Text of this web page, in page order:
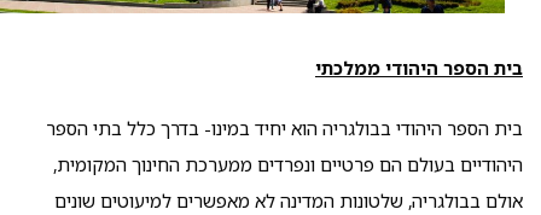
בית הספר היהודי ממלכתי
בית הספר היהודי בבולגריה הוא יחיד במינו- בדרך כלל בתי הספר
היהודיים בעולם הם פרטיים ונפרדים ממערכת החינוך המקומית,
אולם בבולגריה, שלטונות המדינה לא מאפשרים למיעוטים שונים